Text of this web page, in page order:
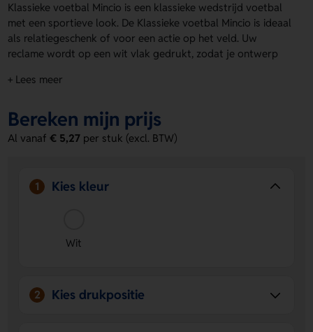
Klassieke voetbal Mincio is een klassieke wedstrijd voetbal
met een sportieve look. De Klassieke voetbal Mincio is ideaal
als relatiegeschenk of voor een actie op het veld. Uw
reclame wordt op een wit vlak gedrukt, zodat je ontwerp
ontwerp laten aanbrengen. Kies de drukpositie die past bij
een prijs op.
Voordelen van de Klassieke voetbal
Wit drukvlak voor sterke zichtbaarheid
- Je logo of
tekst komt helder naar voren.
Geschikt als klassieke wedstrijd voetbal
+ Lees meer
Bereken mijn prijs
Al vanaf€ 5,27 per stuk (excl. BTW)
1 Kies kleur
Wit
2 Kies drukpositie